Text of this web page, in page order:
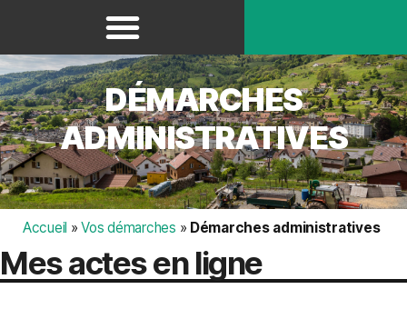
DÉMARCHES
ADMINISTRATIVES
Accueil »Vos démarches » Démarches administratives
Mes actes en ligne